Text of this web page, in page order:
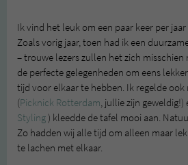
Ik vind het leuk om een paar keer per
Zoals vorig jaar, toen had ik een
– trouwe lezers zullen het zich misschien
de perfecte gelegenheden om eens
tijd voor elkaar te hebben. Ik regelde ook
(Picknick Rotterdam, jullie zijn geweldig!)
Styling) kleedde de tafel mooi aan.
Zo hadden wij alle tijd om alleen maar
te lachen met elkaar.